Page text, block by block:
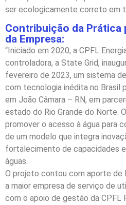
ser ecologicamente correto em
Contribuição da Prática
da Empresa:
“Iniciado em 2020, a CPFL
controladora, a State Grid,
fevereiro de 2023, um sistema
com tecnologia inédita no Brasil
em João Câmara – RN, em
estado do Rio Grande do Norte.
promover o acesso à água para
de um modelo que integra
fortalecimento de capacidades
águas.
O projeto contou com aporte de
a maior empresa de serviço de
com o apoio de gestão da CPFL